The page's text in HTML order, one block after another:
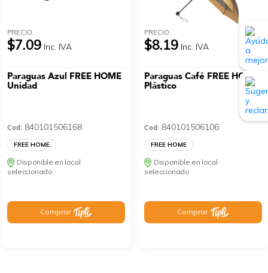
PRECIO
$7.09 Inc. IVA
Paraguas Azul FREE HOME
Unidad
Cod: 840101506168
FREE HOME
Disponible en local
seleccionado
Comprar
PRECIO
$8.19 Inc. IVA
Paraguas Café FREE HOME
Plástico
Cod: 840101506106
FREE HOME
Disponible en local
seleccionado
Comprar